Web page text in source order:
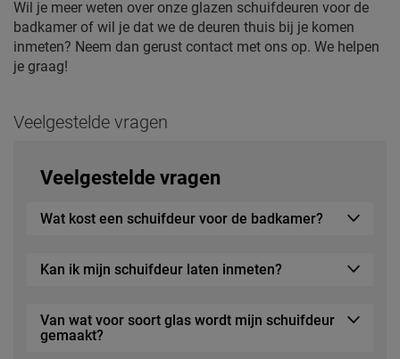
Wil je meer weten over onze glazen schuifdeuren voor de
badkamer of wil je dat we de deuren thuis bij je komen
inmeten? Neem dan gerust contact met ons op. We helpen
je graag!
Veelgestelde vragen
Veelgestelde vragen
Wat kost een schuifdeur voor de badkamer?
Kan ik mijn schuifdeur laten inmeten?
Van wat voor soort glas wordt mijn schuifdeur
gemaakt?